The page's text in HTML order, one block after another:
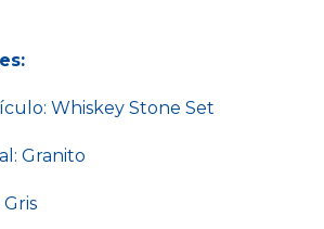
Whiskey Stone Set
Granito